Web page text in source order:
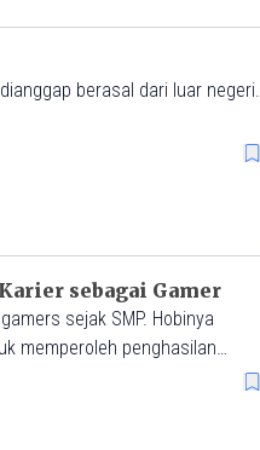
berasal dari luar negeri.
sebagai Gamer
sejak SMP. Hobinya
memperoleh penghasilan
menjajal peluang lebih besar